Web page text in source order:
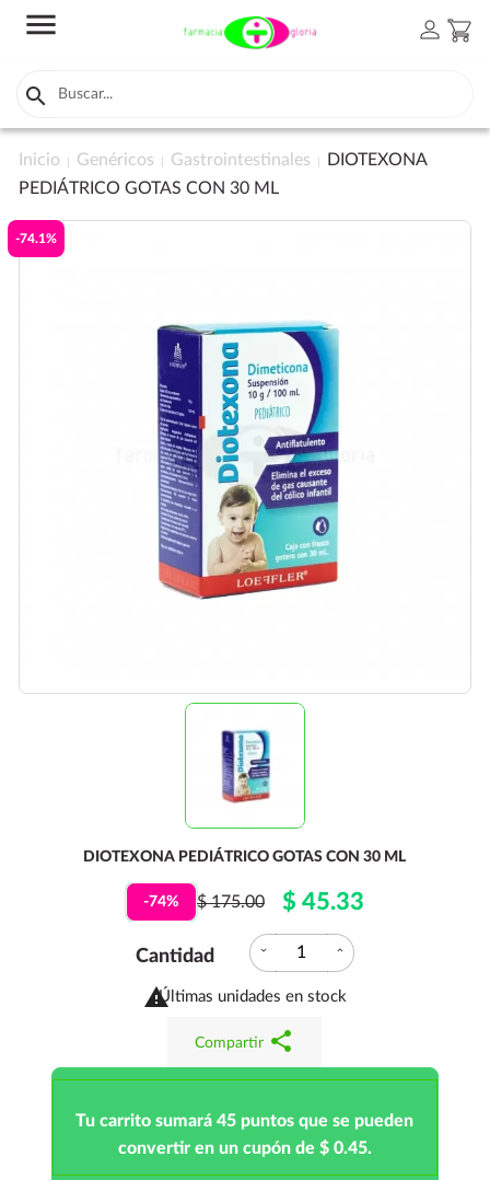
menu person shopping_cart

Inicio Genéricos Gastrointestinales
DIOTEXONA
PEDIÁTRICO GOTAS CON 30 ML
-74.1%
DIOTEXONA PEDIÁTRICO GOTAS CON 30 ML
-74% $ 175.00 $ 45.33
Cantidad expand_more expand_less

Últimas unidades en stock
Compartir share
Tu carrito sumará 45 puntos que se pueden
convertir en un cupón de $ 0.45.